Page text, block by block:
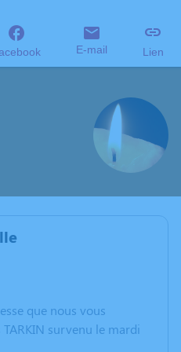
E-mail Lien
que nous vous
TARKIN survenu le mardi